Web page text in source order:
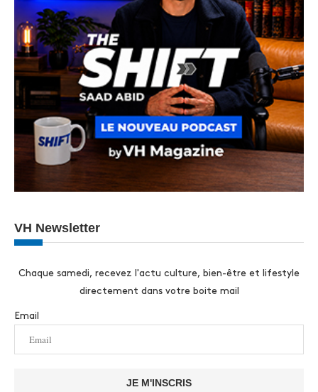
VH Newsletter
Chaque samedi, recevez l'actu culture, bien-être et lifestyle
directement dans votre boite mail
Email
JE M'INSCRIS